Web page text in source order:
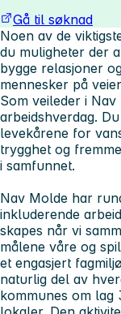
Gå til søknad
Noen av de
du muligheter der
bygge relasjoner
mennesker på
Som veileder i
arbeidshverdag.
levekårene for
trygghet og
i samfunnet.
Nav Molde har
inkluderende
skapes når vi
målene våre og
et engasjert
naturlig del av
kommunes om lag